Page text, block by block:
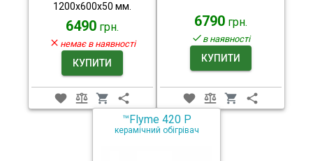
1200x600x50 мм.
6490 грн.
немає в наявності
КУПИТИ
6790 грн.
в наявності
КУПИТИ
™Flyme 420 P
керамічний обігрівач